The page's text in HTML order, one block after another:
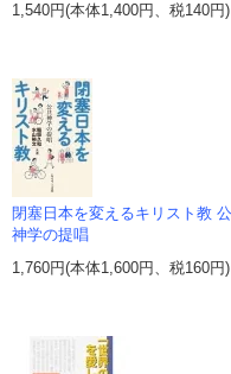
1,540円(本体1,400円、税140円)
閉塞日本を変えるキリスト教
神学の提唱
1,760円(本体1,600円、税160円)